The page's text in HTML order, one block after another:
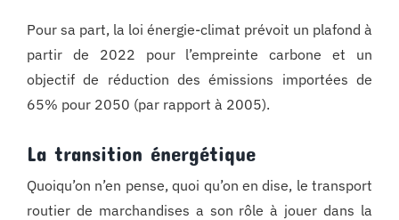
Pour sa part, la loi énergie-climat prévoit un plafond à
partir de 2022 pour l’empreinte carbone et un
objectif de réduction des émissions importées de
65% pour 2050 (par rapport à 2005).
La transition énergétique
Quoiqu’on n’en pense, quoi qu’on en dise, le transport
routier de marchandises a son rôle à jouer dans la